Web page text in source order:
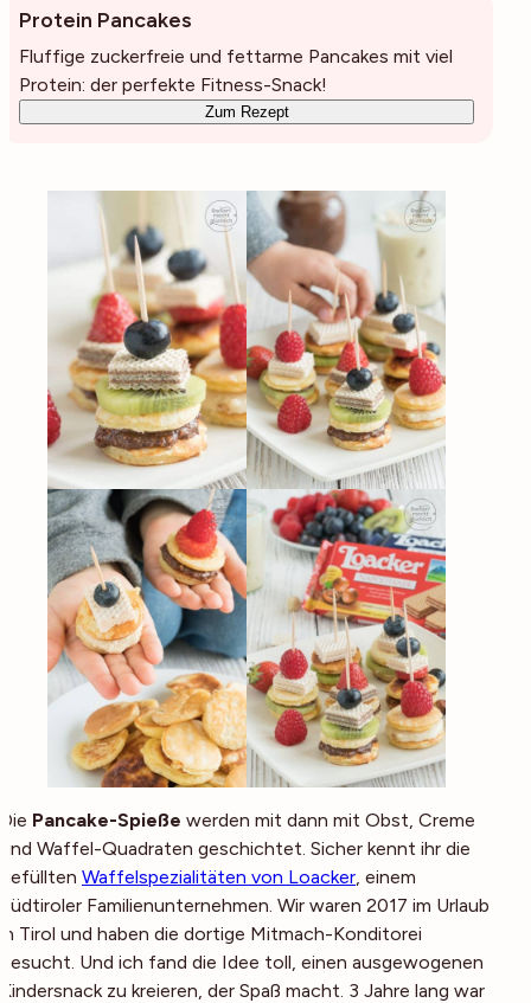
Protein Pancakes
Fluffige zuckerfreie und fettarme Pancakes mit viel
Protein: der perfekte Fitness-Snack!
Zum Rezept
Die Pancake-Spieße werden mit dann mit Obst, Creme
und Waffel-Quadraten geschichtet. Sicher kennt ihr die
gefüllten Waffelspezialitäten von Loacker, einem
Südtiroler Familienunternehmen. Wir waren 2017 im Urlaub
in Tirol und haben die dortige Mitmach-Konditorei
besucht. Und ich fand die Idee toll, einen ausgewogenen
Kindersnack zu kreieren, der Spaß macht. 3 Jahre lang war